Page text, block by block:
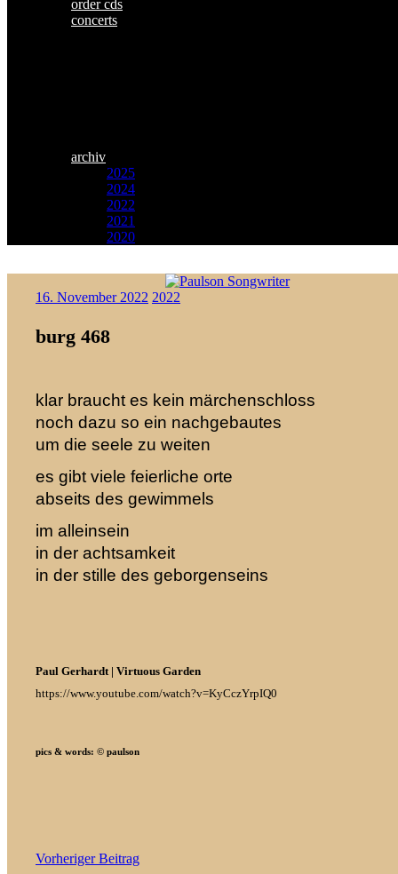
order cds
concerts
archiv
2025
2024
2022
2021
2020
Inhalt
Paulson
16. November 2022 2022
burg 468
klar braucht es kein märchenschloss
noch dazu so ein nachgebautes
um die seele zu weiten
es gibt viele feierliche orte
abseits des gewimmels
im alleinsein
in der achtsamkeit
in der stille des geborgenseins
Paul Gerhardt | Virtuous Garden
https://www.youtube.com/watch?v=KyCczYrpIQ0
pics & words: © paulson
Beitragsnavigation
Vorheriger Beitrag